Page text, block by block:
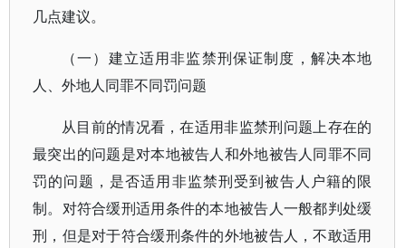
几点建议。
（一）建立适用非监禁刑保证制度，解决本地
人、外地人同罪不同罚问题
从目前的情况看，在适用非监禁刑问题上存在的
最突出的问题是对本地被告人和外地被告人同罪不同
罚的问题，是否适用非监禁刑受到被告人户籍的限
制。对符合缓刑适用条件的本地被告人一般都判处缓
刑，但是对于符合缓刑条件的外地被告人，不敢适用